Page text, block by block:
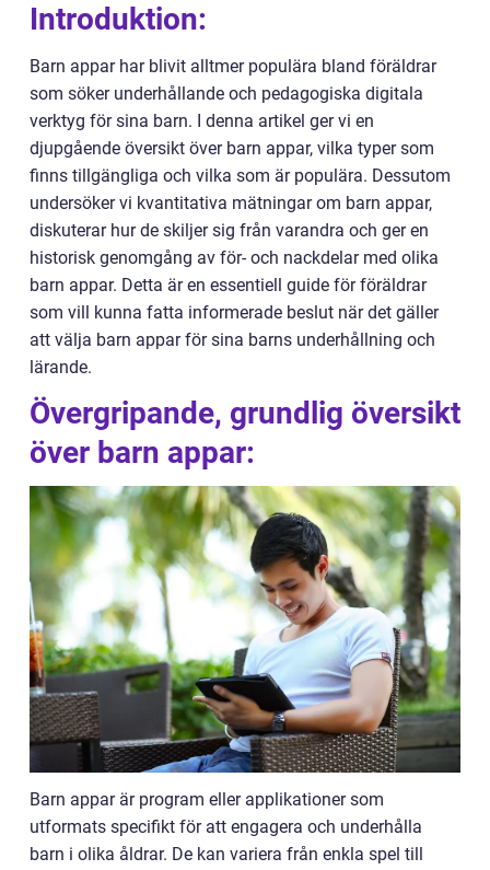
Introduktion:
Barn appar har blivit alltmer populära bland föräldrar
som söker underhållande och pedagogiska digitala
verktyg för sina barn. I denna artikel ger vi en
djupgående översikt över barn appar, vilka typer som
finns tillgängliga och vilka som är populära. Dessutom
undersöker vi kvantitativa mätningar om barn appar,
diskuterar hur de skiljer sig från varandra och ger en
historisk genomgång av för- och nackdelar med olika
barn appar. Detta är en essentiell guide för föräldrar
som vill kunna fatta informerade beslut när det gäller
att välja barn appar för sina barns underhållning och
lärande.
Övergripande, grundlig översikt
över barn appar:
Barn appar är program eller applikationer som
utformats specifikt för att engagera och underhålla
barn i olika åldrar. De kan variera från enkla spel till